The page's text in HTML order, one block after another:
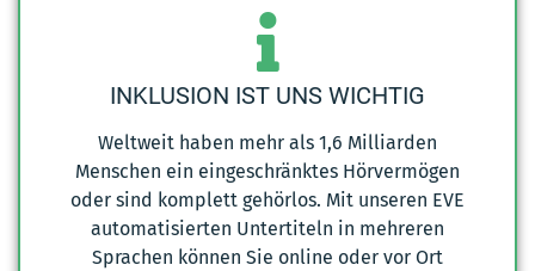
INKLUSION IST UNS WICHTIG
Weltweit haben mehr als 1,6 Milliarden
Menschen ein eingeschränktes Hörvermögen
oder sind komplett gehörlos. Mit unseren EVE
automatisierten Untertiteln in mehreren
Sprachen können Sie online oder vor Ort